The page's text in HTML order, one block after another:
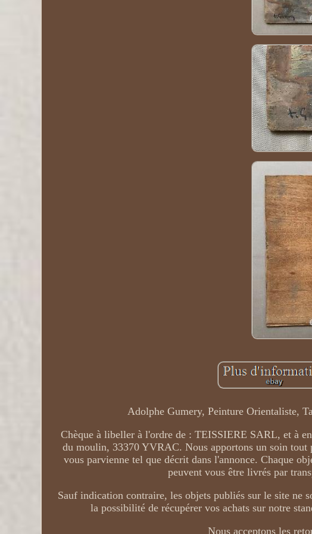
Adolphe Gumery, Peinture Orientaliste,
Chèque à libeller à l'ordre de : TEISSIERE SARL, et à
du moulin, 33370 YVRAC. Nous apportons un soin
vous parvienne tel que décrit dans l'annonce. Chaque
peuvent vous être livrés par
Sauf indication contraire, les objets publiés sur le site ne
la possibilité de récupérer vos achats sur notre
Nous acceptons les